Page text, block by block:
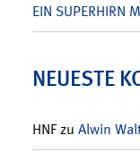
EIN SUPERHIRN
NEUESTE
HNFzu Alwin